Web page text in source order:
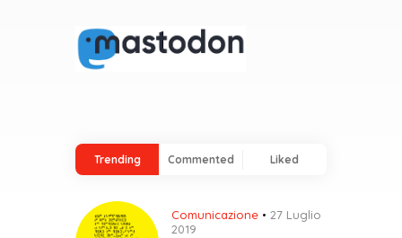
Trending Commented Liked
Comunicazione
27 Luglio
2019